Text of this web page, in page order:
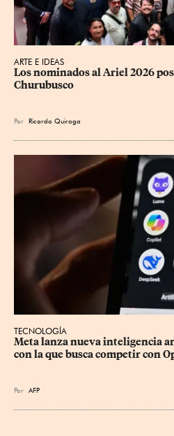
ARTE E IDEAS
Los nominados al Ariel 2026
Churubusco
Por Ricardo Quiroga
TECNOLOGÍA
Meta lanza nueva inteligencia
con la que busca competir con
Por AFP